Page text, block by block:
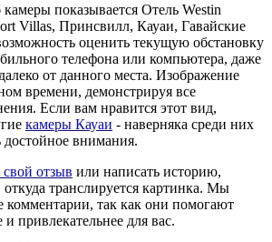
показывается Отель Westin
Villas, Принсвилл, Кауаи, Гавайские
оценить текущую обстановку
телефона или компьютера, даже
от данного места. Изображение
времени, демонстрируя все
Если вам нравится этот вид,
камеры Кауаи - наверняка среди них
достойное внимания.
свой отзыв или написать историю,
транслируется картинка. Мы
комментарии, так как они помогают
и привлекательнее для вас.